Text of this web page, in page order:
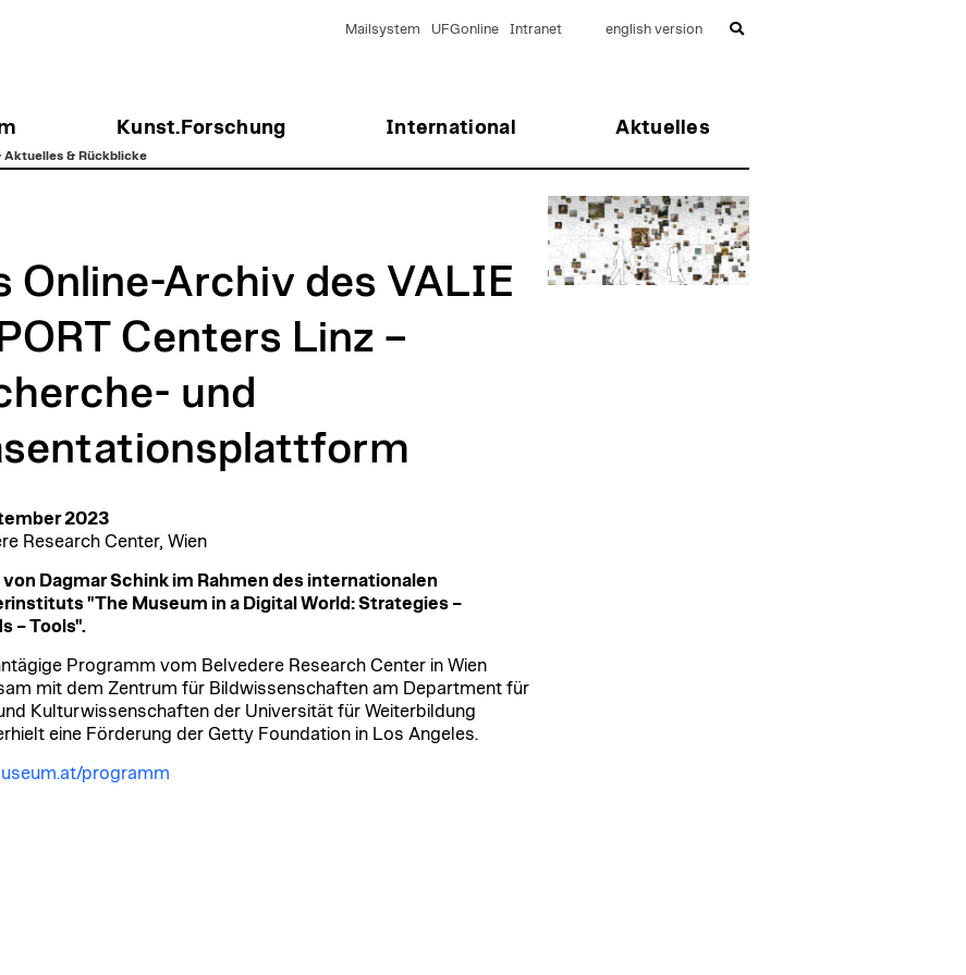
Kunst.Forschung International Aktuelles
Mailsystem UFGonline Intranet english version
Aktuelles & Rückblicke
Online-Archiv des VALIE
Centers Linz –
und
2023
Research Center, Wien
Dagmar Schink im Rahmen des internationalen
"The Museum in a Digital World: Strategies –
– Tools".
Programm vom Belvedere Research Center in Wien
mit dem Zentrum für Bildwissenschaften am Department für
Kulturwissenschaften der Universität für Weiterbildung
eine Förderung der Getty Foundation in Los Angeles.
programm